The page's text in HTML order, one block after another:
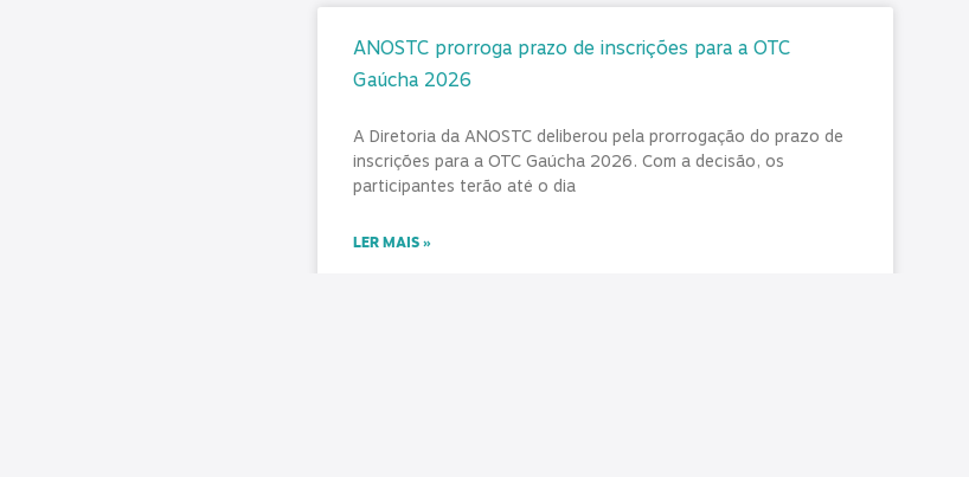
ANOSTC prorroga prazo de inscrições para a OTC
Gaúcha 2026
A Diretoria da ANOSTC deliberou pela prorrogação do prazo de
inscrições para a OTC Gaúcha 2026. Com a decisão, os
participantes terão até o dia
LER MAIS »